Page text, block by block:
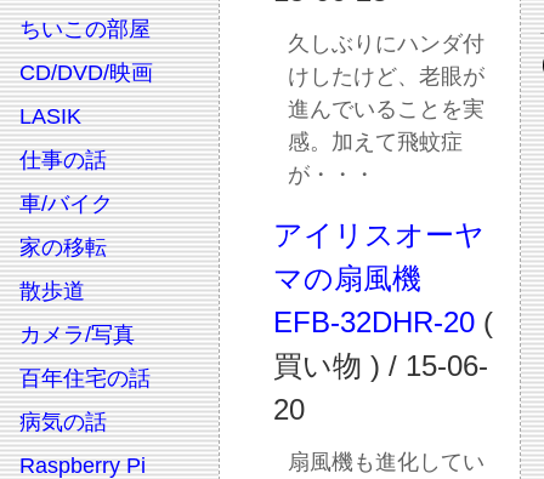
ちいこの部屋
CD/DVD/映画
LASIK
仕事の話
車/バイク
家の移転
散歩道
カメラ/写真
百年住宅の話
病気の話
Raspberry Pi
久しぶりにハンダ付
けしたけど、老眼が
進んでいることを実
感。加えて飛蚊症
が・・・
アイリスオーヤ
マの扇風機
EFB-32DHR-20 (
買い物 ) / 15-06-
20
扇風機も進化してい